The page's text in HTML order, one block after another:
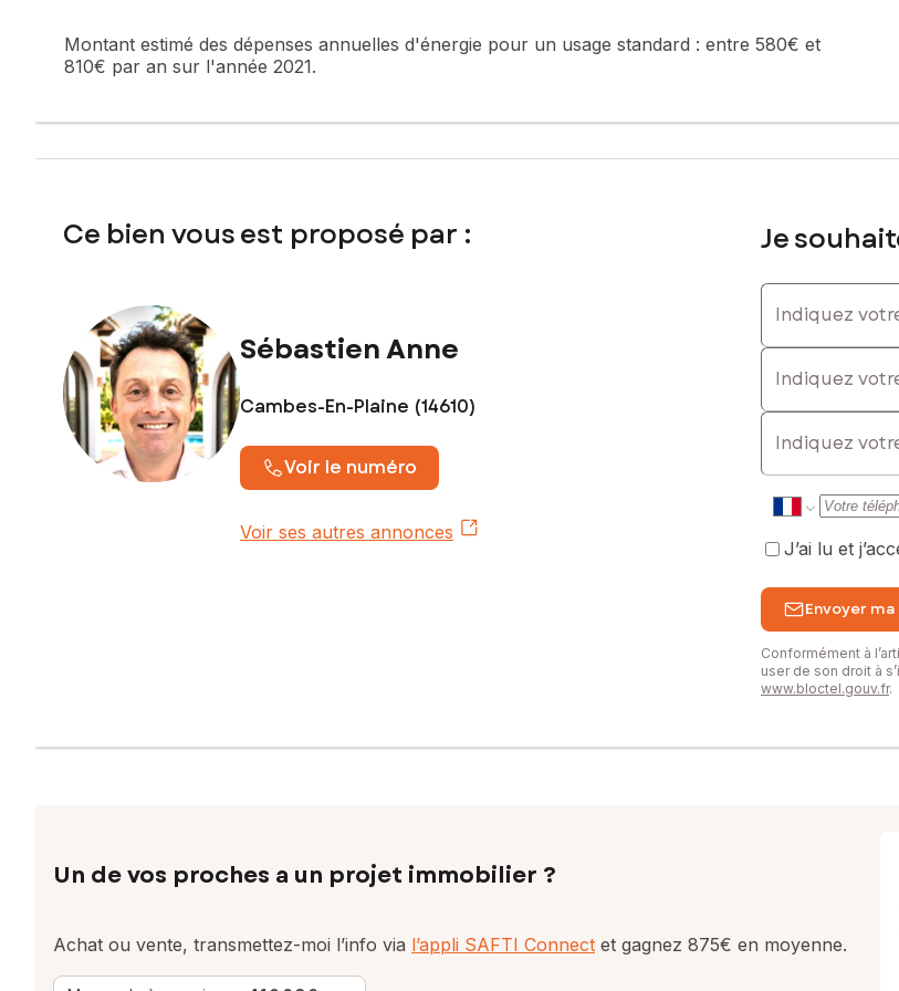
Montant estimé des dépenses annuelles d'énergie pour un usage standard : entre 580€ et
810€ par an sur l'année 2021.
Ce bien vous est proposé par :
Sébastien Anne
Cambes-En-Plaine (14610)
Voir le numéro
Voir ses autres annonces
Je
Indiquez votre
Indiquez votre
E-mail
J’ai lu et
Envoyer
Conformément à
user de son droit à
www.bloctel.gouv.fr.
Un de vos proches a un projet immobilier ?
Achat ou vente, transmettez-moi l’info via l’appli SAFTI Connect et gagnez 875€ en moyenne.